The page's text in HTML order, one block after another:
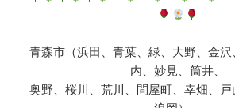
青森市（浜田、青葉、緑、大野、金
内、妙見、筒井、
奥野、桜川、荒川、問屋町、幸畑、戸